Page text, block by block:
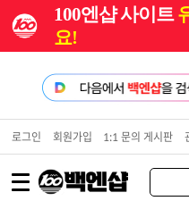
100엔샵 사이트
요!
로그인 회원가입 1:1 문의 게시판